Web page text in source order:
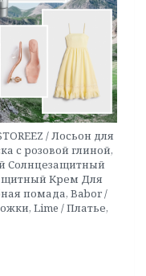
/ Лосьон для
с розовой глиной,
Солнцезащитный
Крем Для
помада, Babor /
Lime / Платье,